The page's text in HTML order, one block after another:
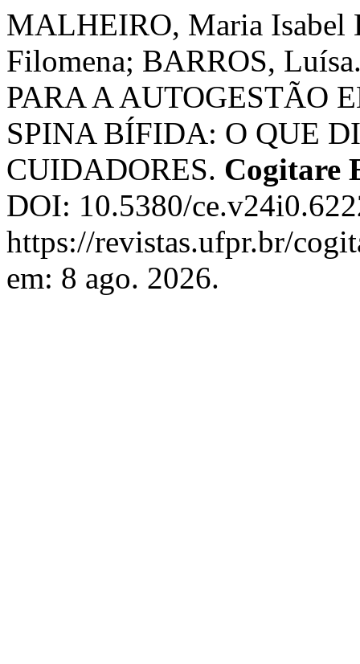
MALHEIRO, Maria Isabel
Filomena; BARROS,
PARA A AUTOGESTÃO
SPINA BÍFIDA: O QUE
CUIDADORES. Cogitare
DOI: 10.5380/
https://revistas.ufpr.br/
em: 8 ago. 2026.